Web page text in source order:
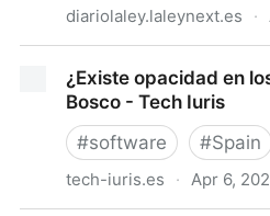
diariolaley.laleynext.es ·
camino en el acceso los
¿Existe opacidad en
Bosco - Tech Iuris
#software #Spain
tech-iuris.es · Apr 6,